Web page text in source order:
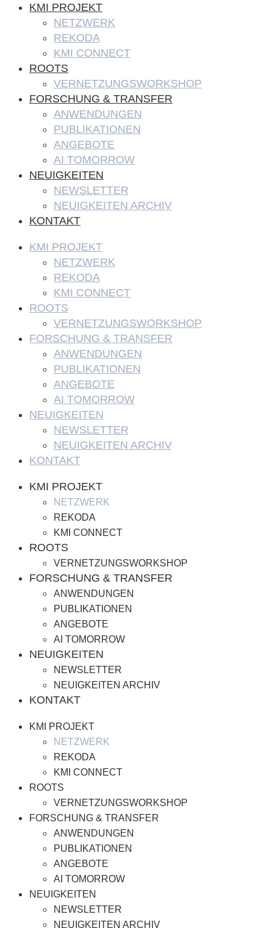
KMI PROJEKT
NETZWERK
REKODA
KMI CONNECT
ROOTS
VERNETZUNGSWORKSHOP
FORSCHUNG & TRANSFER
ANWENDUNGEN
PUBLIKATIONEN
ANGEBOTE
AI TOMORROW
NEUIGKEITEN
NEWSLETTER
NEUIGKEITEN ARCHIV
KONTAKT
KMI PROJEKT
NETZWERK
REKODA
KMI CONNECT
ROOTS
VERNETZUNGSWORKSHOP
FORSCHUNG & TRANSFER
ANWENDUNGEN
PUBLIKATIONEN
ANGEBOTE
AI TOMORROW
NEUIGKEITEN
NEWSLETTER
NEUIGKEITEN ARCHIV
KONTAKT
KMI PROJEKT
NETZWERK
REKODA
KMI CONNECT
ROOTS
VERNETZUNGSWORKSHOP
FORSCHUNG & TRANSFER
ANWENDUNGEN
PUBLIKATIONEN
ANGEBOTE
AI TOMORROW
NEUIGKEITEN
NEWSLETTER
NEUIGKEITEN ARCHIV
KONTAKT
KMI PROJEKT
NETZWERK
REKODA
KMI CONNECT
ROOTS
VERNETZUNGSWORKSHOP
FORSCHUNG & TRANSFER
ANWENDUNGEN
PUBLIKATIONEN
ANGEBOTE
AI TOMORROW
NEUIGKEITEN
NEWSLETTER
NEUIGKEITEN ARCHIV